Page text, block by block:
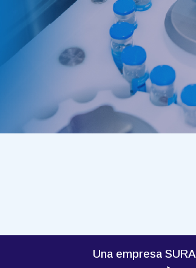
Una empresa SURA